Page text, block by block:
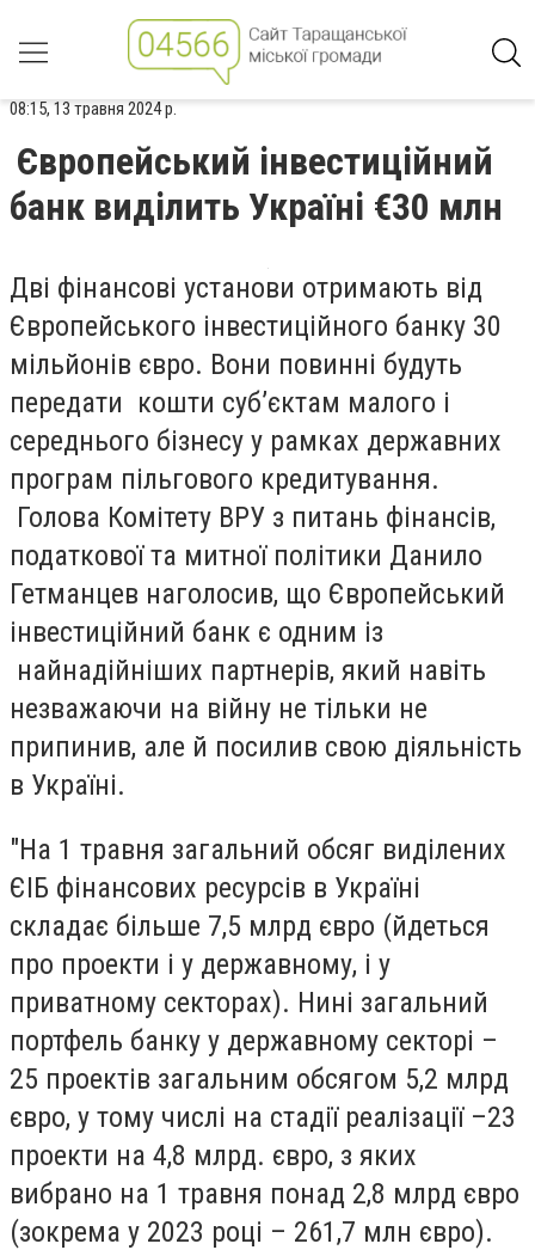
08:15, 13 травня 2024 р.
Європейський інвестиційний
банк виділить Україні €30 млн
Дві фінансові установи отримають від
Європейського інвестиційного банку 30
мільйонів євро. Вони повинні будуть
передати кошти суб’єктам малого і
середнього бізнесу у рамках державних
програм пільгового кредитування.
Голова Комітету ВРУ з питань фінансів,
податкової та митної політики Данило
Гетманцев наголосив, що Європейський
інвестиційний банк є одним із
найнадійніших партнерів, який навіть
незважаючи на війну не тільки не
припинив, але й посилив свою діяльність
в Україні.
"На 1 травня загальний обсяг виділених
ЄІБ фінансових ресурсів в Україні
складає більше 7,5 млрд євро (йдеться
про проекти і у державному, і у
приватному секторах). Нині загальний
портфель банку у державному секторі –
25 проектів загальним обсягом 5,2 млрд
євро, у тому числі на стадії реалізації –23
проекти на 4,8 млрд. євро, з яких
вибрано на 1 травня понад 2,8 млрд євро
(зокрема у 2023 році – 261,7 млн євро).